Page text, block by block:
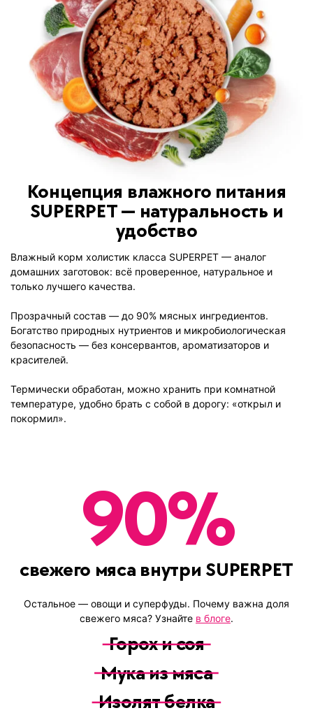
Концепция влажного питания
SUPERPET — натуральность и
удобство
Влажный корм холистик класса SUPERPET — аналог
домашних заготовок: всё проверенное, натуральное и
только лучшего качества.
Прозрачный состав — до 90% мясных ингредиентов.
Богатство природных нутриентов и микробиологическая
безопасность — без консервантов, ароматизаторов и
красителей.
Термически обработан, можно хранить при комнатной
температуре, удобно брать с собой в дорогу: «открыл и
покормил».
90%
свежего мяса внутри SUPERPET
Остальное — овощи и суперфуды. Почему важна доля
свежего мяса? Узнайте в блоге.
Горох и соя
Мука из мяса
Изолят белка